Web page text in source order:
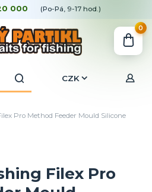
CZK
000 (Po-Pá, 9-17 hod.)
0
Pro Method Feeder Mould Silicone
Filex Pro